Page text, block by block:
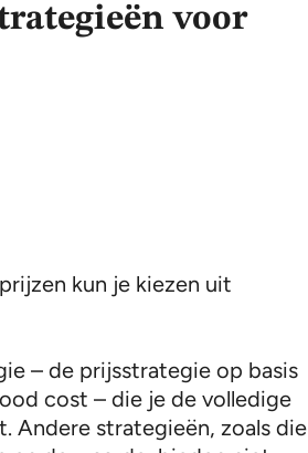
voor
kun je kiezen uit
– de prijsstrategie op basis
cost – die je de volledige
Andere strategieën, zoals die